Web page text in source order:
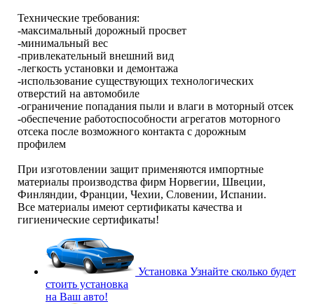
Технические требования:
-максимальный дорожный просвет
-минимальный вес
-привлекательный внешний вид
-легкость установки и демонтажа
-использование существующих технологических
отверстий на автомобиле
-ограничение попадания пыли и влаги в моторный отсек
-обеспечение работоспособности агрегатов моторного
отсека после возможного контакта с дорожным
профилем
При изготовлении защит применяются импортные
материалы производства фирм Норвегии, Швеции,
Финляндии, Франции, Чехии, Словении, Испании.
Все материалы имеют сертификаты качества и
гигиенические сертификаты!
Установка Узнайте сколько будет
стоить установка
на Ваш авто!